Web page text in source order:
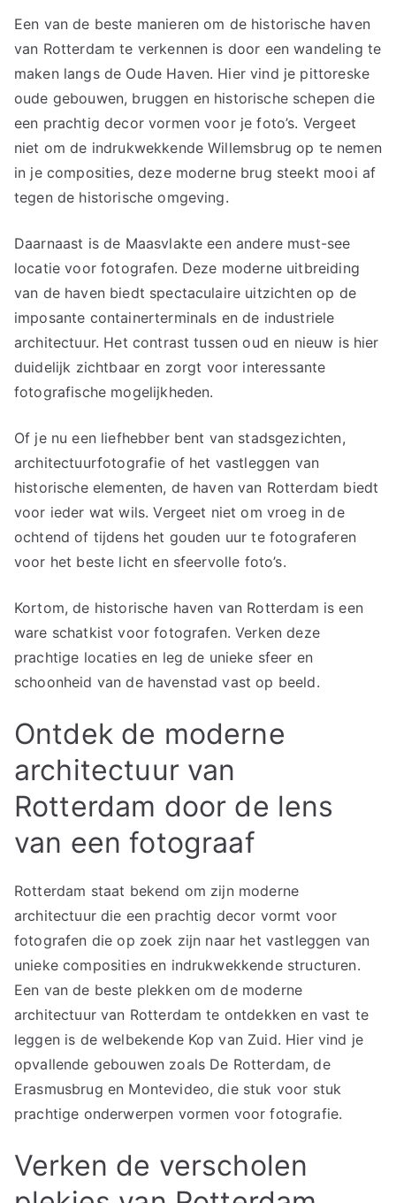
Een van de beste manieren om de historische haven
van Rotterdam te verkennen is door een wandeling te
maken langs de Oude Haven. Hier vind je pittoreske
oude gebouwen, bruggen en historische schepen die
een prachtig decor vormen voor je foto’s. Vergeet
niet om de indrukwekkende Willemsbrug op te nemen
in je composities, deze moderne brug steekt mooi af
tegen de historische omgeving.
Daarnaast is de Maasvlakte een andere must-see
locatie voor fotografen. Deze moderne uitbreiding
van de haven biedt spectaculaire uitzichten op de
imposante containerterminals en de industriele
architectuur. Het contrast tussen oud en nieuw is hier
duidelijk zichtbaar en zorgt voor interessante
fotografische mogelijkheden.
Of je nu een liefhebber bent van stadsgezichten,
architectuurfotografie of het vastleggen van
historische elementen, de haven van Rotterdam biedt
voor ieder wat wils. Vergeet niet om vroeg in de
ochtend of tijdens het gouden uur te fotograferen
voor het beste licht en sfeervolle foto’s.
Kortom, de historische haven van Rotterdam is een
ware schatkist voor fotografen. Verken deze
prachtige locaties en leg de unieke sfeer en
schoonheid van de havenstad vast op beeld.
Ontdek de moderne
architectuur van
Rotterdam door de lens
van een fotograaf
Rotterdam staat bekend om zijn moderne
architectuur die een prachtig decor vormt voor
fotografen die op zoek zijn naar het vastleggen van
unieke composities en indrukwekkende structuren.
Een van de beste plekken om de moderne
architectuur van Rotterdam te ontdekken en vast te
leggen is de welbekende Kop van Zuid. Hier vind je
opvallende gebouwen zoals De Rotterdam, de
Erasmusbrug en Montevideo, die stuk voor stuk
prachtige onderwerpen vormen voor fotografie.
Verken de verscholen